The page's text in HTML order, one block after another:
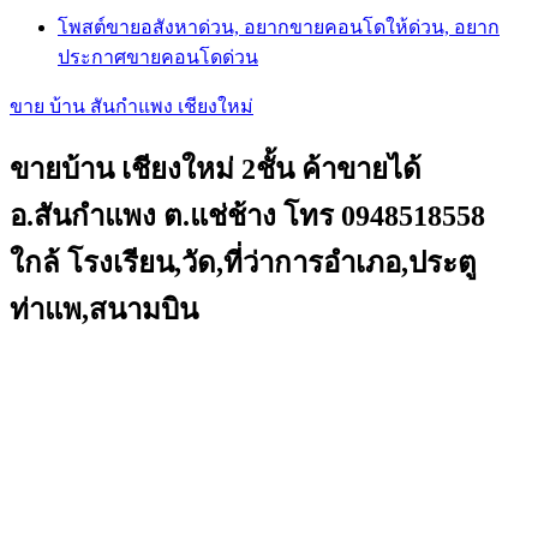
โพสต์ขายอสังหาด่วน, อยากขายคอนโดให้ด่วน, อยาก
ประกาศขายคอนโดด่วน
ขาย บ้าน สันกำแพง เชียงใหม่
ขายบ้าน เชียงใหม่ 2ชั้น ค้าขายได้
อ.สันกำแพง ต.แช่ช้าง โทร 0948518558
ใกล้ โรงเรียน,วัด,ที่ว่าการอำเภอ,ประตู
ท่าแพ,สนามบิน